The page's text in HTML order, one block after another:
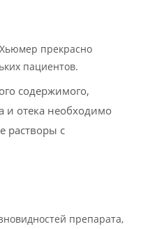
прекрасно
пациентов.
содержимого,
и отека необходимо
растворы с
препарата,